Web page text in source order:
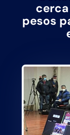
pesos